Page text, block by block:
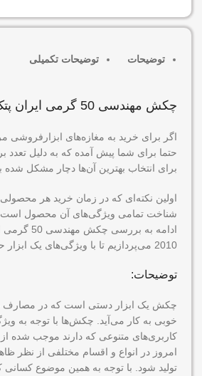
توضیحات توضیحات تکمیلی
چکش مهندسی 50 گرمی ایران پتک کد AB-2010
اگر برای خرید به مغازه‌های ابزارفروشی
حتما برای شما پیش آمده که به دلیل تعدد
برای انتخاب بهترین آن‌ها دچار مشکل شده
اولین نکته‌ای که در زمان خرید هر محصولی
شناخت تمامی ویژگی‌های آن محصول است.
2010 می‌پردازیم تا با ویژگی‌های یک ابزار حرفه‌ای آشنا شوید.
توضیحات:
چکش یک ابزار دستی است که در مصارف
خوبی به کار می‌آید. چکش‌ها با توجه به
کاربری‌های متنوعی که دارند موجب شده از
امروز در انواع و اقسام مختلفی از نظر
تولید شود. با توجه به همین موضوع